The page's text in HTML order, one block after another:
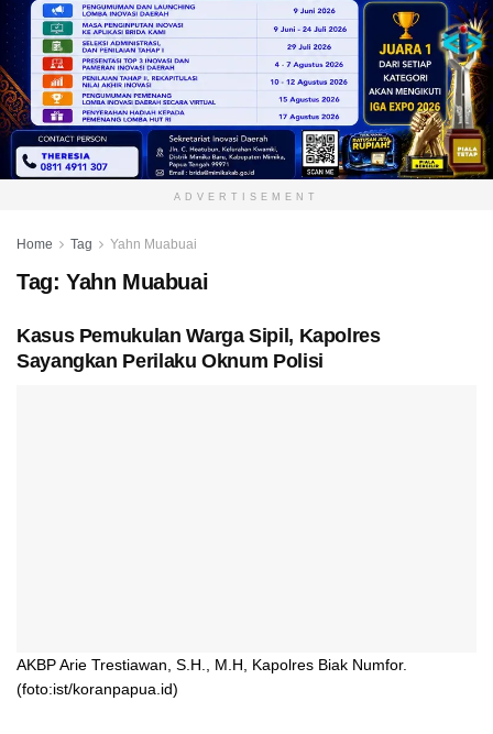
ADVERTISEMENT
Home Tag Yahn Muabuai
Tag: Yahn Muabuai
Kasus Pemukulan Warga Sipil, Kapolres
Sayangkan Perilaku Oknum Polisi
AKBP Arie Trestiawan, S.H., M.H, Kapolres Biak Numfor.
(foto:ist/koranpapua.id)